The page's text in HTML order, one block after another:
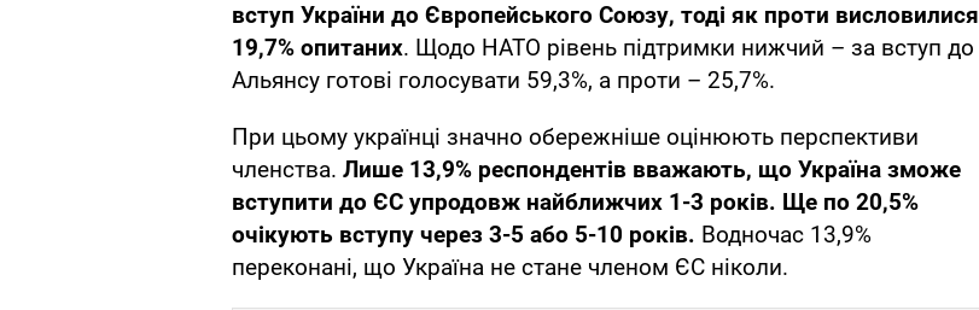
вступ України до Європейського Союзу, тоді як проти висловилися
19,7% опитаних. Щодо НАТО рівень підтримки нижчий – за вступ до
Альянсу готові голосувати 59,3%, а проти – 25,7%.
При цьому українці значно обережніше оцінюють перспективи
членства. Лише 13,9% респондентів вважають, що Україна зможе
вступити до ЄС упродовж найближчих 1-3 років. Ще по 20,5%
очікують вступу через 3-5 або 5-10 років. Водночас 13,9%
переконані, що Україна не стане членом ЄС ніколи.